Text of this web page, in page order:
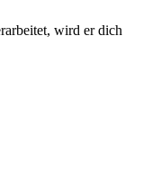
wird er dich